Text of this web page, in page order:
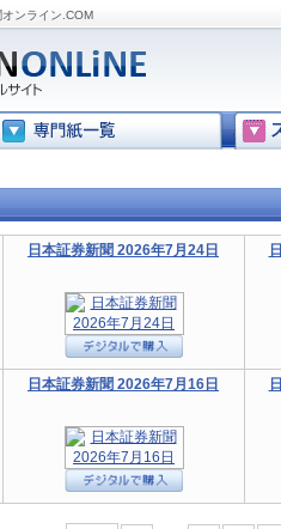
ンライン.COM
日本証券新聞 2026年7月24日
日本証券新聞 2026年7月16日